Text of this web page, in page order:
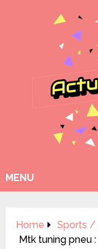
MENU
Home Sports /
Mtk tuning pneu